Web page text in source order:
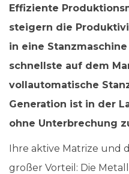
Effiziente
steigern die
in eine
schnellste auf dem
vollautomatische
Generation ist in der
ohne Unterbrechung
Ihre aktive Matrize und
großer Vorteil: Die